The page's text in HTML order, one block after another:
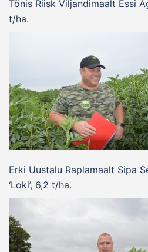
Tõnis Riisk Viljandimaalt Essi
t/ha.
Erki Uustalu Raplamaalt Sipa
‘Loki’, 6,2 t/ha.